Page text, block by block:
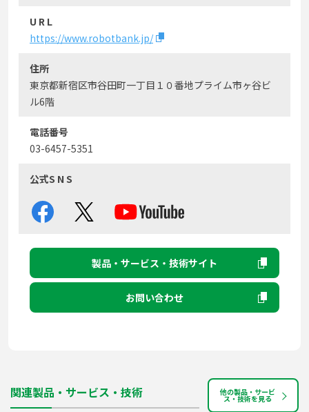
U R L
https://www.robotbank.jp/
住所
東京都新宿区市谷田町一丁目１０番地プライム市ヶ谷ビ
ル6階
電話番号
03-6457-5351
公式S N S
製品・サービス・技術サイト
お問い合わせ
関連製品・サービス・技術 他の製品・サービ
ス・技術を見る